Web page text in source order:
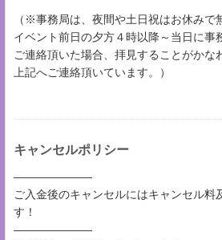
（※事務局は、夜間や土日祝はお休みで
イベント前日の夕方４時以降～当日に事
ご連絡頂いた場合、拝見することがかな
上記へご連絡頂いています。）
キャンセルポリシー
―――――――
ご入金後のキャンセルにはキャンセル料
す！
―――――――